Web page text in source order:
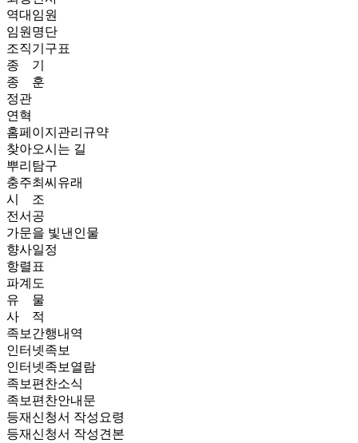
역대임원
임원명단
조직기구표
종 기
종 훈
정관
연혁
홈페이지관리규약
찾아오시는 길
뿌리탐구
충주최씨유래
시 조
전서공
가문을 빛낸인물
향사일정
항렬표
파계도
유 물
사 적
족보간행내역
인터넷족보
인터넷족보열람
족보편찬소식
족보편찬안내문
등재신청서 작성요령
등재신청서 작성견본